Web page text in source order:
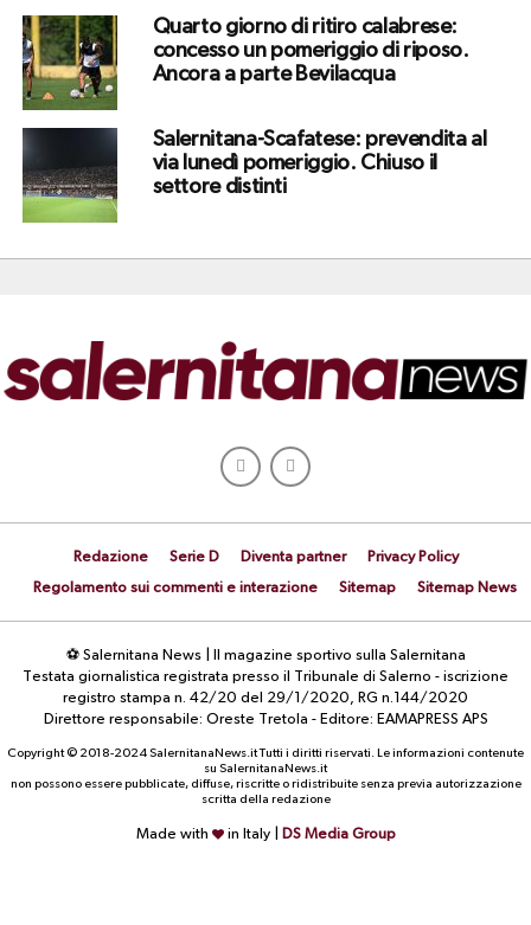
Quarto giorno di ritiro calabrese:
concesso un pomeriggio di riposo.
Ancora a parte Bevilacqua
Salernitana-Scafatese: prevendita al
via lunedì pomeriggio. Chiuso il
settore distinti
Redazione Serie D Diventa partner
Privacy Policy
Regolamento sui commenti e interazione
Sitemap Sitemap News
⚽ Salernitana News | Il magazine sportivo sulla Salernitana
Testata giornalistica registrata presso il Tribunale di Salerno - iscrizione
registro stampa n. 42/20 del 29/1/2020, RG n.144/2020
Direttore responsabile: Oreste Tretola - Editore: EAMAPRESS APS
Copyright © 2018-2024 SalernitanaNews.it Tutti i diritti riservati. Le informazioni contenute
su SalernitanaNews.it
non possono essere pubblicate, diffuse, riscritte o ridistribuite senza previa autorizzazione
scritta della redazione
Made with in Italy | DS Media Group